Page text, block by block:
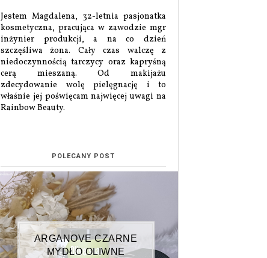
Jestem Magdalena, 32-letnia pasjonatka
kosmetyczna, pracująca w zawodzie mgr
inżynier produkcji, a na co dzień
szczęśliwa żona. Cały czas walczę z
niedoczynnością tarczycy oraz kapryśną
cerą mieszaną. Od makijażu
zdecydowanie wolę pielęgnację i to
właśnie jej poświęcam najwięcej uwagi na
Rainbow Beauty.
POLECANY POST
ARGANOVE CZARNE
MYDŁO OLIWNE